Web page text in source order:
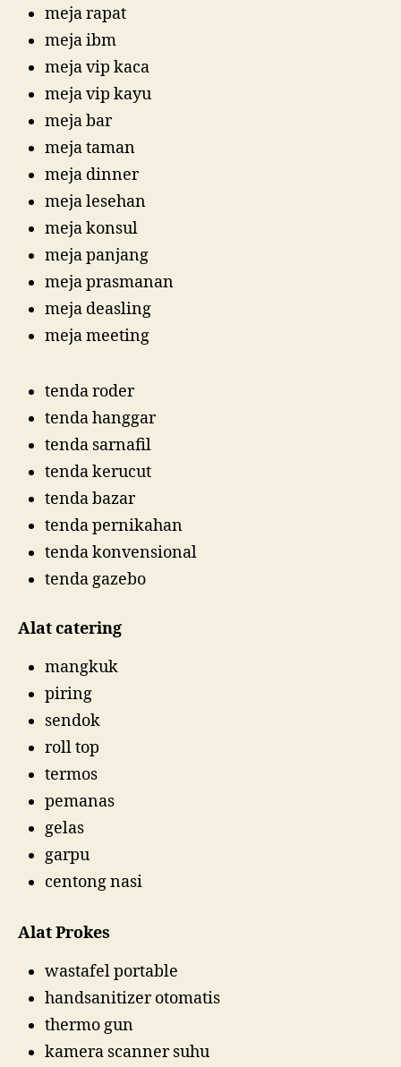
meja rapat
meja ibm
meja vip kaca
meja vip kayu
meja bar
meja taman
meja dinner
meja lesehan
meja konsul
meja panjang
meja prasmanan
meja deasling
meja meeting
tenda roder
tenda hanggar
tenda sarnafil
tenda kerucut
tenda bazar
tenda pernikahan
tenda konvensional
tenda gazebo
Alat catering
mangkuk
piring
sendok
roll top
termos
pemanas
gelas
garpu
centong nasi
Alat Prokes
wastafel portable
handsanitizer otomatis
thermo gun
kamera scanner suhu